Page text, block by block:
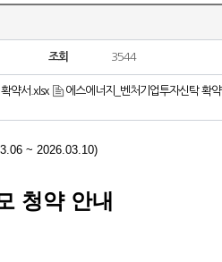
조회 3544
약서.xlsx
에스에너지_벤처기업투자신탁 확약
~ 2026.03.10)
청약 안내